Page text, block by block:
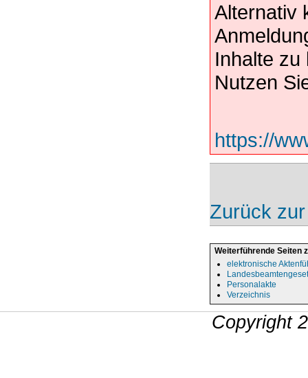
Alternativ
Inhalte zu
Nutzen
https://
Zurück
Weiterführende Seiten
elektronische
Personalakte
Verzeichnis
Copyright